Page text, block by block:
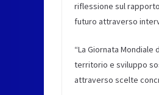
riflessione sul
futuro attraverso
“La Giornata
territorio e sviluppo
attraverso scelte